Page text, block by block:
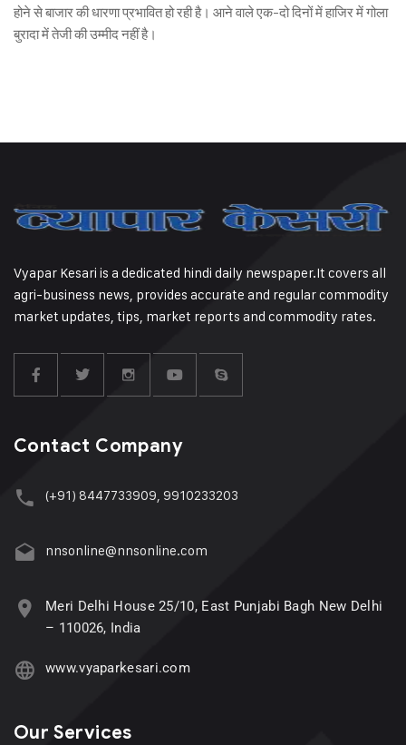
होने से बाजार की धारणा प्रभावित हो रही है। आने वाले एक-दो दिनों में हाजिर में गोला
बुरादा में तेजी की उम्मीद नहीं है।
Vyapar Kesari is a dedicated hindi daily newspaper.It covers all
agri-business news, provides accurate and regular commodity
market updates, tips, market reports and commodity rates.
Contact Company
(+91) 8447733909, 9910233203
nnsonline@nnsonline.com
Meri Delhi House 25/10, East Punjabi Bagh New Delhi
– 110026, India
www.vyaparkesari.com
Our Services